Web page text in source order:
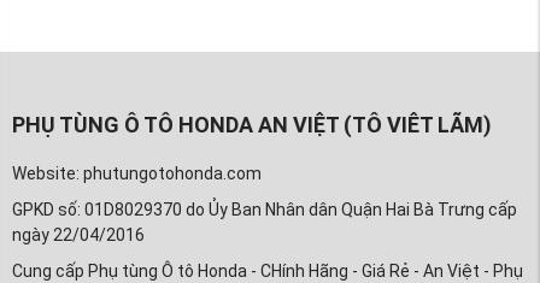
PHỤ TÙNG Ô TÔ HONDA AN VIỆT (TÔ VIÊT LÃM)
Website: phutungotohonda.com
GPKD số: 01D8029370 do Ủy Ban Nhân dân Quận Hai Bà Trưng cấp
ngày 22/04/2016
Cung cấp Phụ tùng Ô tô Honda - CHính Hãng - Giá Rẻ - An Việt - Phụ